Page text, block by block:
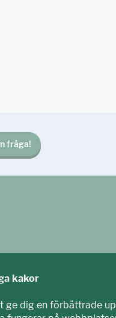
fråga!
kakor
ge dig en förbättrade